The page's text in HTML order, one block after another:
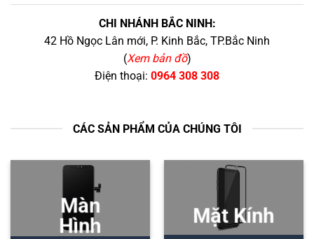
CHI NHÁNH BẮC NINH:
42 Hồ Ngọc Lân mới, P. Kinh Bắc, TP.Bắc Ninh
(Xem bản đồ)
Điện thoại: 0964 308 308
CÁC SẢN PHẨM CỦA CHÚNG TÔI
Màn
Hình
Mặt Kính